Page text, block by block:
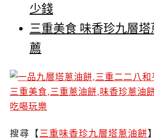
少錢
三重美食 味香珍九層
薦
搜尋【三重味香珍九層塔蔥油餅